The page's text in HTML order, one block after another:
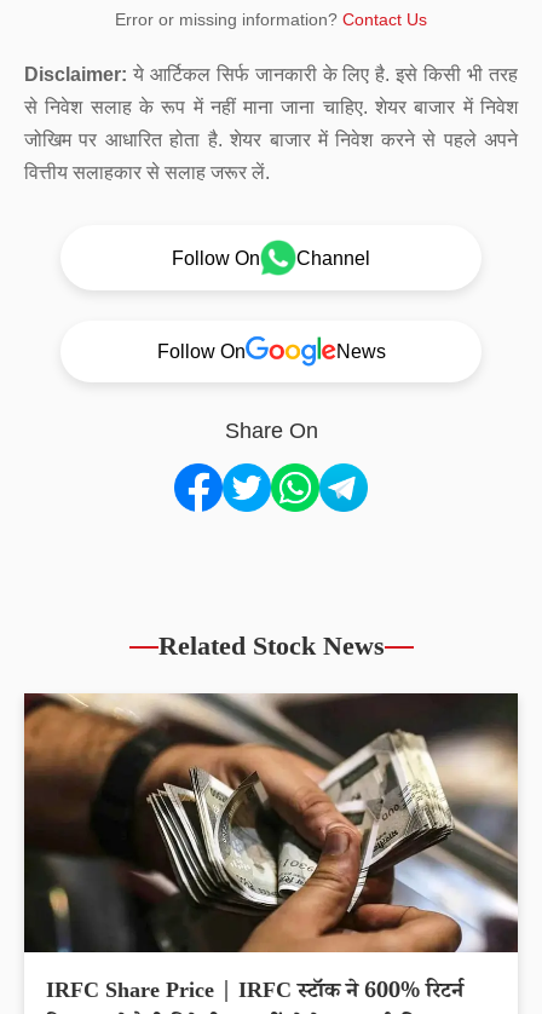
Error or missing information? Contact Us
Disclaimer: ये आर्टिकल सिर्फ जानकारी के लिए है. इसे किसी भी तरह
से निवेश सलाह के रूप में नहीं माना जाना चाहिए. शेयर बाजार में निवेश
जोखिम पर आधारित होता है. शेयर बाजार में निवेश करने से पहले अपने
वित्तीय सलाहकार से सलाह जरूर लें.
Follow On Channel
Follow On News
Share On
Related Stock News
IRFC Share Price | IRFC स्टॉक ने 600% रिटर्न